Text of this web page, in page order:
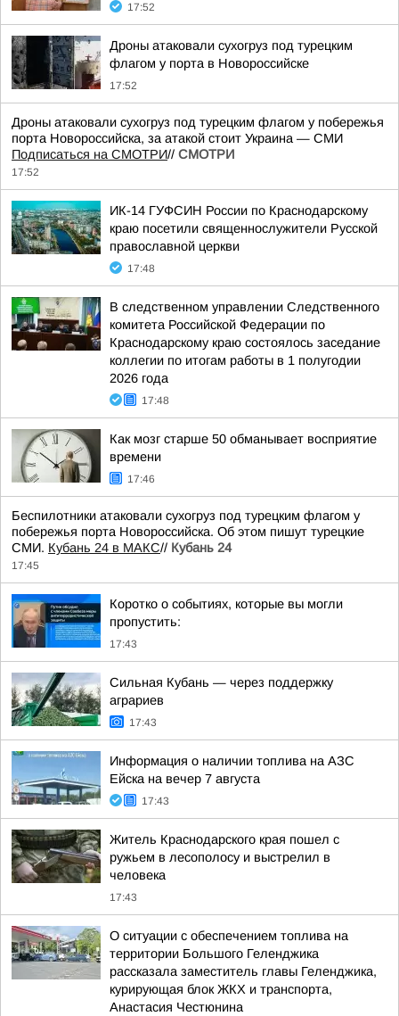
17:52
Дроны атаковали сухогруз под турецким
флагом у порта в Новороссийске
17:52
Дроны атаковали сухогруз под турецким флагом у побережья
порта Новороссийска, за атакой стоит Украина — СМИ
Подписаться на СМОТРИ// СМОТРИ
17:52
ИК-14 ГУФСИН России по Краснодарскому
краю посетили священнослужители Русской
православной церкви
17:48
В следственном управлении Следственного
комитета Российской Федерации по
Краснодарскому краю состоялось заседание
коллегии по итогам работы в 1 полугодии
2026 года
17:48
Как мозг старше 50 обманывает восприятие
времени
17:46
Беспилотники атаковали сухогруз под турецким флагом у
побережья порта Новороссийска. Об этом пишут турецкие
СМИ. Кубань 24 в МАКС// Кубань 24
17:45
Коротко о событиях, которые вы могли
пропустить:
17:43
Сильная Кубань — через поддержку
аграриев
17:43
Информация о наличии топлива на АЗС
Ейска на вечер 7 августа
17:43
Житель Краснодарского края пошел с
ружьем в лесополосу и выстрелил в
человека
17:43
О ситуации с обеспечением топлива на
территории Большого Геленджика
рассказала заместитель главы Геленджика,
курирующая блок ЖКХ и транспорта,
Анастасия Честюнина